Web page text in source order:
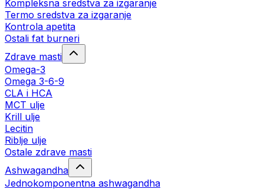
Kompleksna sredstva za izgaranje
Termo sredstva za izgaranje
Kontrola apetita
Ostali fat burneri
Zdrave masti
Omega-3
Omega 3-6-9
CLA i HCA
MCT ulje
Krill ulje
Lecitin
Riblje ulje
Ostale zdrave masti
Ashwagandha
Jednokomponentna ashwagandha